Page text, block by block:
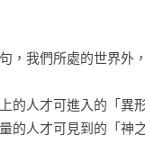
，我們所處的世界外
的人才可進入的「異
的人才可見到的「